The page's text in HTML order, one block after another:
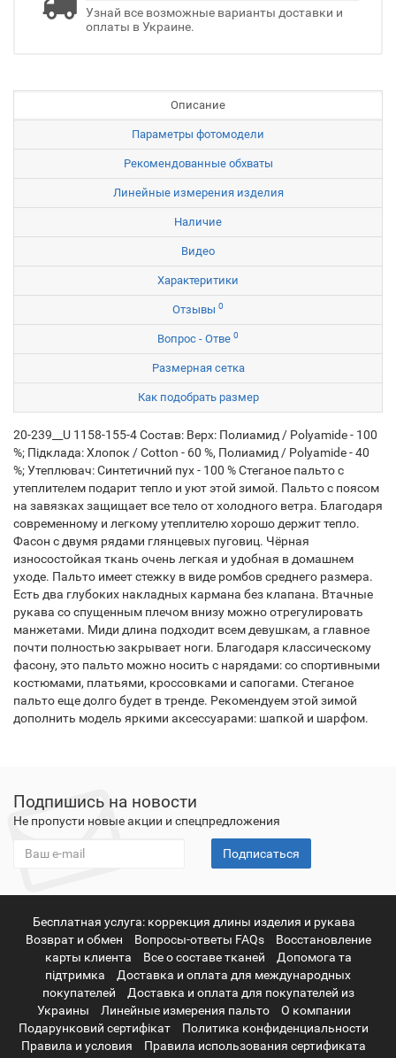
Узнай все возможные варианты доставки и
оплаты в Украине.
Описание
Параметры фотомодели
Рекомендованные обхваты
Линейные измерения изделия
Наличие
Видео
Характеритики
Отзывы 0
Вопрос - Отве 0
Размерная сетка
Как подобрать размер
20-239__U 1158-155-4 Состав: Верх: Полиамид / Polyamide - 100
%; Підклада: Хлопок / Cotton - 60 %, Полиамид / Polyamide - 40
%; Утеплювач: Синтетичний пух - 100 % Стеганое пальто с
утеплителем подарит тепло и уют этой зимой. Пальто с поясом
на завязках защищает все тело от холодного ветра. Благодаря
современному и легкому утеплителю хорошо держит тепло.
Фасон с двумя рядами глянцевых пуговиц. Чёрная
износостойкая ткань очень легкая и удобная в домашнем
уходе. Пальто имеет стежку в виде ромбов среднего размера.
Есть два глубоких накладных кармана без клапана. Втачные
рукава со спущенным плечом внизу можно отрегулировать
манжетами. Миди длина подходит всем девушкам, а главное
почти полностью закрывает ноги. Благодаря классическому
фасону, это пальто можно носить с нарядами: со спортивными
костюмами, платьями, кроссовками и сапогами. Стеганое
пальто еще долго будет в тренде. Рекомендуем этой зимой
дополнить модель яркими аксессуарами: шапкой и шарфом.
Подпишись на новости
Не пропусти новые акции и спецпредложения
Подписаться
Бесплатная услуга: коррекция длины изделия и рукава
Возврат и обмен
Вопросы-ответы FAQs
Восстановление
карты клиента
Все о составе тканей
Допомога та
підтримка
Доставка и оплата для международных
покупателей
Доставка и оплата для покупателей из
Украины
Линейные измерения пальто
О компании
Подарунковий сертифікат
Политика конфиденциальности
Правила и условия
Правила использования сертификата